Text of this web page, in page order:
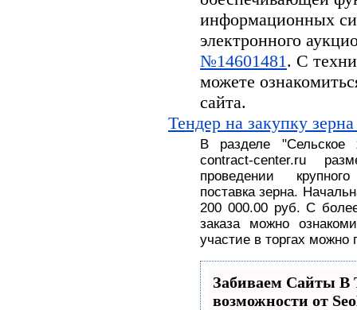
информационных
электронного
№14601481. С
можете
сайта.
Тендер на закупку
В разделе "Сельское
contract-center.ru
проведении
поставказерна. На
200 000.00 руб. С
заказа можно
участие в торгах можно
Забиваем Сайты
возможности от